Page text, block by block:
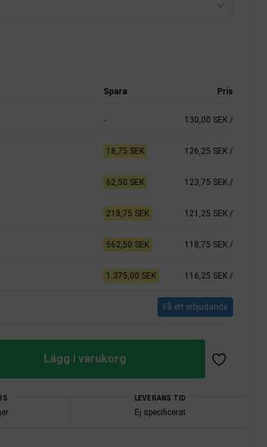
Spara Pris
- 130,00 SEK /
18,75 SEK 126,25 SEK /
62,50 SEK 123,75 SEK /
218,75 SEK 121,25 SEK /
562,50 SEK 118,75 SEK /
1.375,00 SEK 116,25 SEK /
Få ett erbjudande
Lägg i varukorg
LEVERANS TID
Ej specificerat